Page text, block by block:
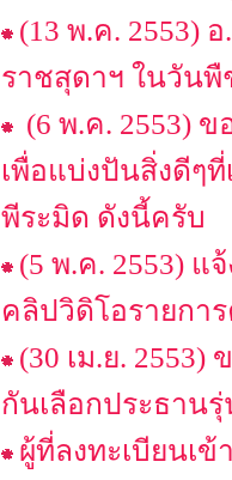
(13 พ.ค. 2553)
ราชสุดาฯ ในวัน
(6 พ.ค. 2553)
เพื่อแบ่งปันสิ่งดีๆ
พีระมิด ดังนี้ครับ
(5 พ.ค. 2553) แ
คลิปวิดิโอรายกา
(30 เม.ย.
กันเลือกประธาน
ผู้ที่ลงทะเบียนเ